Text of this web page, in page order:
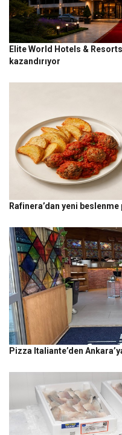
Elite World Hotels &
kazandırıyor
Rafinera’dan yeni beslenme
Pizza Italiante’den